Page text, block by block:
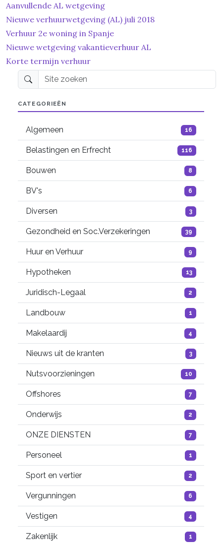
Aanvullende AL wetgeving
Nieuwe verhuurwetgeving (AL) juli 2018
Verhuur 2e woning in Spanje
Nieuwe wetgeving vakantieverhuur AL
Korte termijn verhuur
CATEGORIEËN
Algemeen 16
Belastingen en Erfrecht 116
Bouwen 8
BV's 6
Diversen 3
Gezondheid en Soc.Verzekeringen 39
Huur en Verhuur 9
Hypotheken 13
Juridisch-Legaal 2
Landbouw 1
Makelaardij 4
Nieuws uit de kranten 3
Nutsvoorzieningen 10
Offshores 7
Onderwijs 2
ONZE DIENSTEN 7
Personeel 1
Sport en vertier 2
Vergunningen 6
Vestigen 4
Zakenlijk 1